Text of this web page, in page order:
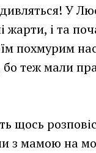
У
жарти, і та
похмурим
теж мали
щось
з мамою на